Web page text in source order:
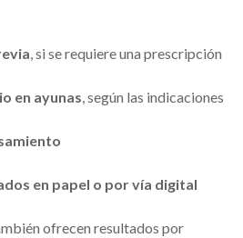
, si se requiere una prescripción
en ayunas, según las indicaciones
en papel o por vía digital
ofrecen resultados por